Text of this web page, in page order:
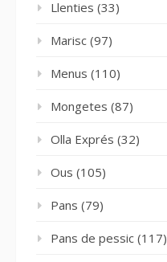
Llenties (33)
Marisc (97)
Menus (110)
Mongetes (87)
Olla Exprés (32)
Ous (105)
Pans (79)
Pans de pessic (117)